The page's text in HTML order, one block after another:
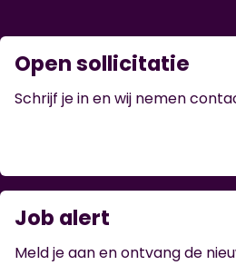
Open sollicitatie
Schrijf je in en wij nemen
Job alert
Meld je aan en ontvang de